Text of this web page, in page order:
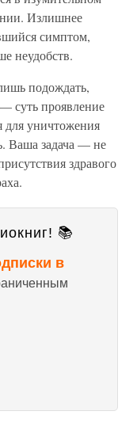
Излишнее
симптом,
неудобств.
подождать,
суть проявление
для уничтожения
Ваша задача — не
здравого
📚
в